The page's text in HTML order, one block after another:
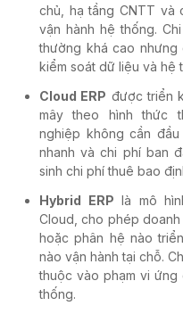
chủ, hạ tầng CNTT và
vận hành hệ thống.
thường khá cao
kiểm soát dữ liệu và hệ
Cloud ERP được triển
mây theo hình thức
nghiệp không cần
nhanh và chi phí ban
sinh chi phí thuê bao
Hybrid ERP là mô
Cloud, cho phép
hoặc phân hệ nào
nào vận hành tại chỗ.
thuộc vào phạm vi
thống.